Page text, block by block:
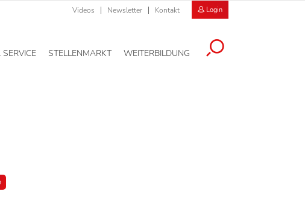
Videos Newsletter Kontakt Login
STELLENMARKT WEITERBILDUNG